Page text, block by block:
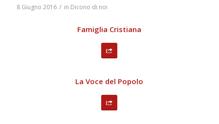
8 Giugno 2016 / in Dicono di noi
Famiglia Cristiana
La Voce del Popolo